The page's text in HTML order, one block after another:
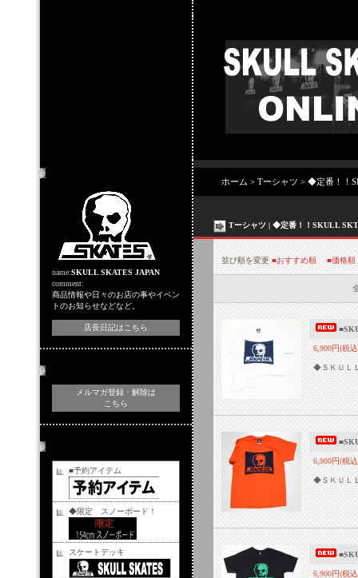
name:SKULL SKATES JAPAN
comment:
商品情報や日々のお店の事やイベン
トのお知らせなどなど。
店長日記はこちら
メルマガ登録・解除は
こちら
■予約アイテム
◆限定 スノーボード！
スケートデッキ
ホーム > Tーシャツ > ◆定番！！
Tーシャツ | ◆定番！！SKULL
並び順を変更■おすすめ順 ■価格順
6,900円(税
◆ＳＫＵ
6,900円(税
◆ＳＫＵ
6,900円(税